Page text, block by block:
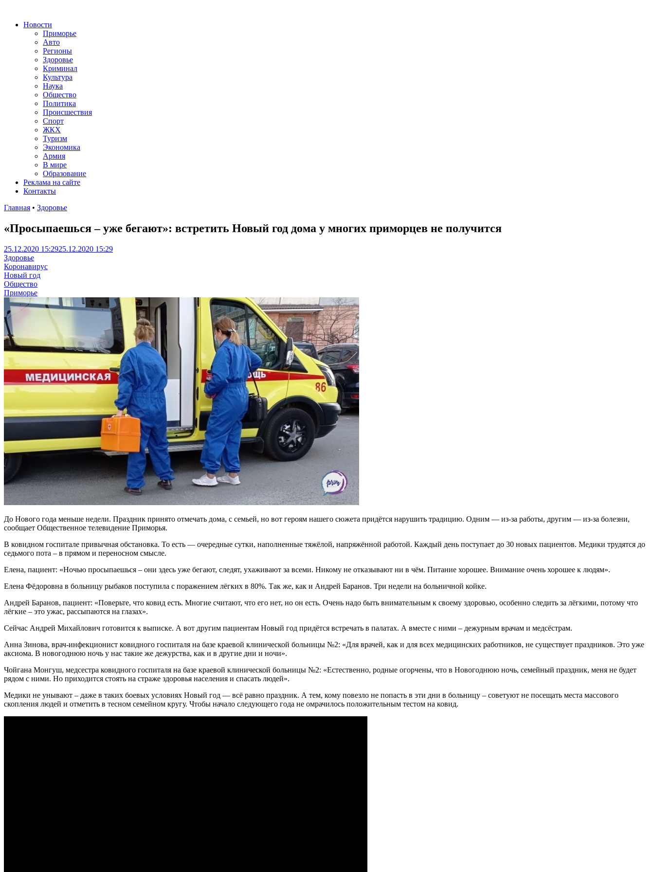
Новости
Приморье
Авто
Регионы
Здоровье
Криминал
Культура
Наука
Общество
Политика
Происшествия
Спорт
ЖКХ
Туризм
Экономика
Армия
В мире
Образование
Реклама на сайте
Контакты
Главная • Здоровье
«Просыпаешься – уже бегают»: встретить Новый год дома у многих приморцев не получится
25.12.2020 15:2925.12.2020 15:29
Здоровье
Коронавирус
Новый год
Общество
Приморье
До Нового года меньше недели. Праздник принято отмечать дома, с семьей, но вот героям нашего сюжета придётся нарушить традицию. Одним — из-за работы, другим — из-за болезни,
сообщает Общественное телевидение Приморья.
В ковидном госпитале привычная обстановка. То есть — очередные сутки, наполненные тяжёлой, напряжённой работой. Каждый день поступает до 30 новых пациентов. Медики трудятся до
седьмого пота – в прямом и переносном смысле.
Елена, пациент: «Ночью просыпаешься – они здесь уже бегают, следят, ухаживают за всеми. Никому не отказывают ни в чём. Питание хорошее. Внимание очень хорошее к людям».
Елена Фёдоровна в больницу рыбаков поступила с поражением лёгких в 80%. Так же, как и Андрей Баранов. Три недели на больничной койке.
Андрей Баранов, пациент: «Поверьте, что ковид есть. Многие считают, что его нет, но он есть. Очень надо быть внимательным к своему здоровью, особенно следить за лёгкими, потому что
лёгкие – это ужас, рассыпаются на глазах».
Сейчас Андрей Михайлович готовится к выписке. А вот другим пациентам Новый год придётся встречать в палатах. А вместе с ними – дежурным врачам и медсёстрам.
Анна Зинова, врач-инфекционист ковидного госпиталя на базе краевой клинической больницы №2: «Для врачей, как и для всех медицинских работников, не существует праздников. Это уже
аксиома. В новогоднюю ночь у нас такие же дежурства, как и в другие дни и ночи».
Чойгана Монгуш, медсестра ковидного госпиталя на базе краевой клинической больницы №2: «Естественно, родные огорчены, что в Новогоднюю ночь, семейный праздник, меня не будет
рядом с ними. Но приходится стоять на страже здоровья населения и спасать людей».
Медики не унывают – даже в таких боевых условиях Новый год — всё равно праздник. А тем, кому повезло не попасть в эти дни в больницу – советуют не посещать места массового
скопления людей и отметить в тесном семейном кругу. Чтобы начало следующего года не омрачилось положительным тестом на ковид.